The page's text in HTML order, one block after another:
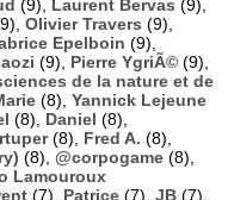
(9), Laurent Bervas (9),
Olivier Travers (9),
Epelboin (9),
(9), Pierre YgriÃ© (9),
de la nature et de
(8), Yannick Lejeune
(8), Daniel (8),
(8), Fred A. (8),
(8), @corpogame (8),
Lamouroux
(7), Patrice (7), JB (7),